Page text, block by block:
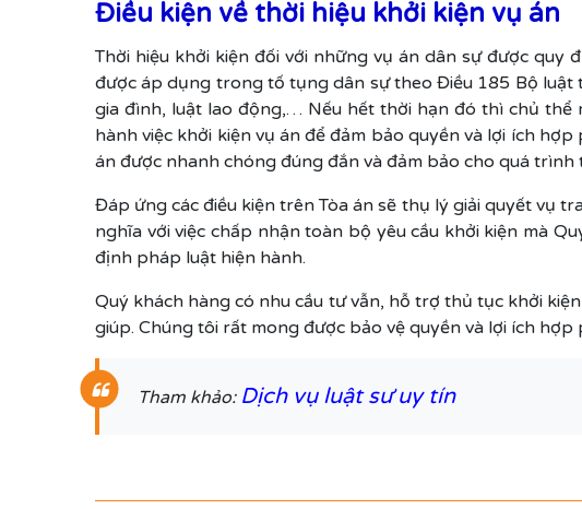
Điều kiện về thời hiệu khởi kiện vụ án
Thời hiệu khởi kiện đối với những vụ án dân sự được
được áp dụng trong tố tụng dân sự theo Điều 185 Bộ
gia đình, luật lao động,… Nếu hết thời hạn đó thì chủ
hành việc khởi kiện vụ án để đảm bảo quyền và lợi ích
án được nhanh chóng đúng đắn và đảm bảo cho quá
Đáp ứng các điều kiện trên Tòa án sẽ thụ lý giải quyết vụ
nghĩa với việc chấp nhận toàn bộ yêu cầu khởi kiện mà
định pháp luật hiện hành.
Quý khách hàng có nhu cầu tư vẫn, hỗ trợ thủ tục khởi
giúp. Chúng tôi rất mong được bảo vệ quyền và lợi ích hợp
Tham khảo: Dịch vụ luật sư uy tín